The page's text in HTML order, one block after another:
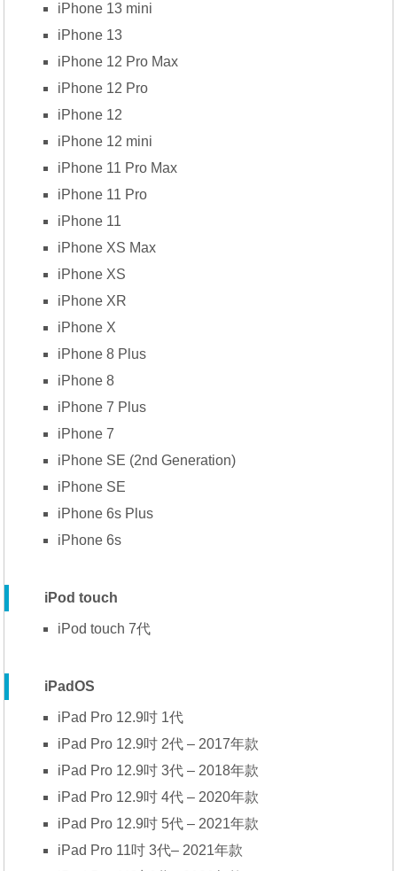
iPhone 13 mini
iPhone 13
iPhone 12 Pro Max
iPhone 12 Pro
iPhone 12
iPhone 12 mini
iPhone 11 Pro Max
iPhone 11 Pro
iPhone 11
iPhone XS Max
iPhone XS
iPhone XR
iPhone X
iPhone 8 Plus
iPhone 8
iPhone 7 Plus
iPhone 7
iPhone SE (2nd Generation)
iPhone SE
iPhone 6s Plus
iPhone 6s
iPod touch
iPod touch 7代
iPadOS
iPad Pro 12.9吋 1代
iPad Pro 12.9吋 2代 – 2017年款
iPad Pro 12.9吋 3代 – 2018年款
iPad Pro 12.9吋 4代 – 2020年款
iPad Pro 12.9吋 5代 – 2021年款
iPad Pro 11吋 3代– 2021年款